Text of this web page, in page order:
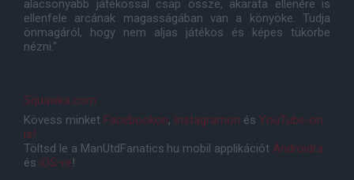
alacsonyabb játékossal csap össze, akarata ellenére is
ellenfele arcának magasságában van a könyöke. Tudja
önmagáról, hogy nem aljas játékos és képes tükörbe
nézni."
Squawka.com
Kövess minket Facebookon, Instagramon és YouTube-on
is!
Töltsd le a ManUtdFanatics.hu mobil applikációt Androidra
és iOS-re!